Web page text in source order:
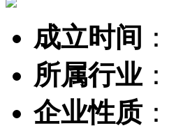
成立时间 ：
所属行业：
企业性质：